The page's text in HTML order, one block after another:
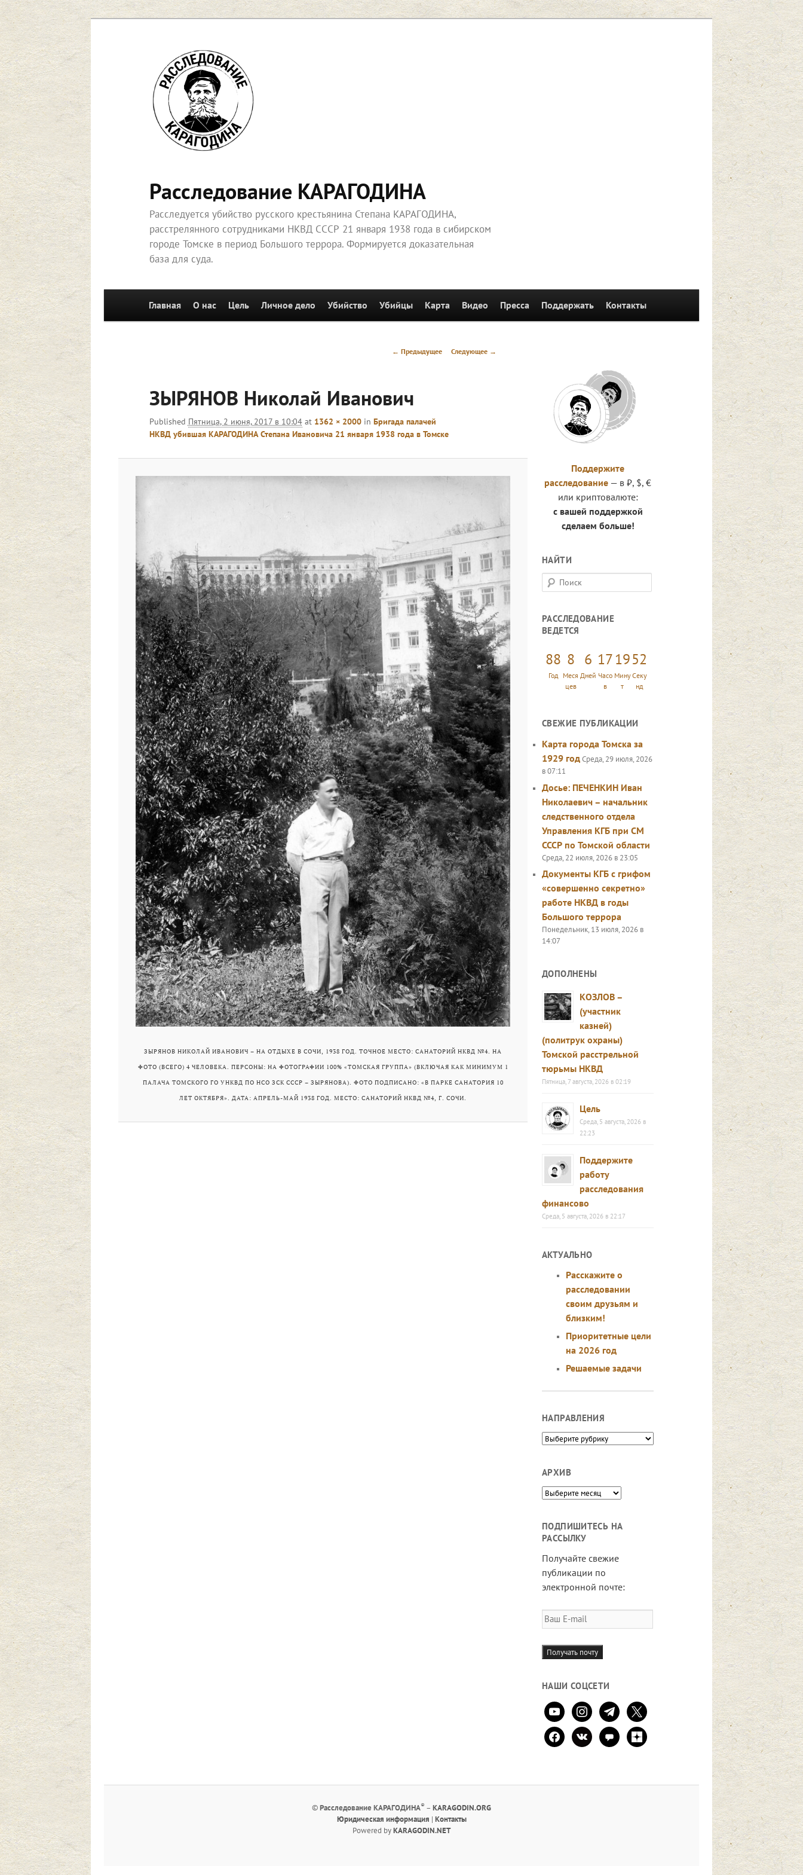
Перейти
к
основному
содержимому
Расследование КАРАГОДИНА
Расследуется убийство русского крестьянина Степана КАРАГОДИНА,
расстрелянного сотрудниками НКВД СССР 21 января 1938 года в сибирском
городе Томске в период Большого террора. Формируется доказательная
база для суда.
Перейти к основному содержимому
Главная О нас Цель Личное дело Убийство Убийцы Карта Видео Пресса Поддержать Контакты
Навигация
← Предыдущее Следующее →
ЗЫРЯНОВ Николай Иванович
Published Пятница, 2 июня, 2017 в 10:04at 1362 × 2000in Бригада палачей
НКВД убившая КАРАГОДИНА Степана Ивановича 21 января 1938 года в Томске
ЗЫРЯНОВ НИКОЛАЙ ИВАНОВИЧ – НА ОТДЫХЕ В СОЧИ, 1938 ГОД. ТОЧНОЕ МЕСТО: САНАТОРИЙ НКВД №4. НА
ФОТО (ВСЕГО) 4 ЧЕЛОВЕКА. ПЕРСОНЫ: НА ФОТОГРАФИИ 100% «ТОМСКАЯ ГРУППА» (ВКЛЮЧАЯ КАК МИНИМУМ 1
ПАЛАЧА ТОМСКОГО ГО УНКВД ПО НСО ЗСК СССР – ЗЫРЯНОВА). ФОТО ПОДПИСАНО: «В ПАРКЕ САНАТОРИЯ 10
ЛЕТ ОКТЯБРЯ». ДАТА: АПРЕЛЬ-МАЙ 1938 ГОД. МЕСТО: САНАТОРИЙ НКВД №4, Г. СОЧИ.
Поддержите
расследование — в ₽, $, €
или криптовалюте:
с вашей поддержкой
сделаем больше!
НАЙТИ
П
о
с
к
РАССЛЕДОВАНИЕ
ВЕДЕТСЯ
88
Год
8
Меся
цев
6
Дней
17
Часо
в
19
Мину
т
53
Секу
нд
СВЕЖИЕ ПУБЛИКАЦИИ
Карта города Томска за
1929 годСреда, 29 июля, 2026
в 07:11
Досье: ПЕЧЕНКИН Иван
Николаевич – начальник
следственного отдела
Управления КГБ при СМ
СССР по Томской области
Среда, 22 июля, 2026 в 23:05
Документы КГБ с грифом
«совершенно секретно»
работе НКВД в годы
Большого террора
Понедельник, 13 июля, 2026 в
14:07
ДОПОЛНЕНЫ
КОЗЛОВ –
(участник
казней)
(политрук охраны)
Томской расстрельной
тюрьмы НКВД
Пятница, 7 августа, 2026 в 02:19
Цель
Среда, 5 августа, 2026 в
22:23
Поддержите
работу
расследования
финансово
Среда, 5 августа, 2026 в 22:17
АКТУАЛЬНО
Расскажите о
расследовании
своим друзьям и
близким!
Приоритетные цели
на 2026 год
Решаемые задачи
НАПРАВЛЕНИЯ
Направления
АРХИВ
Архив
ПОДПИШИТЕСЬ НА
РАССЫЛКУ
Получайте свежие
публикации по
электронной почте:
Ваш
E-
mail
Получать почту
НАШИ СОЦСЕТИ
youtubeinstagramtelegram
x
facebookvkontaktecomment
zen-
yandex
©Расследование КАРАГОДИНА® – KARAGODIN.ORG
Юридическая информация | Контакты
Powered byKARAGODIN.NET